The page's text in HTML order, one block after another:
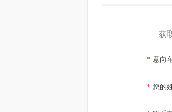
获
* 意向
* 您的